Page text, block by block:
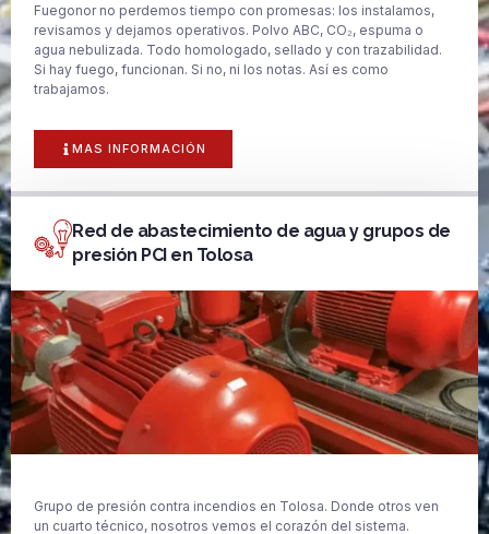
Fuegonor no perdemos tiempo con promesas: los instalamos,
revisamos y dejamos operativos. Polvo ABC, CO₂, espuma o
agua nebulizada. Todo homologado, sellado y con trazabilidad.
Si hay fuego, funcionan. Si no, ni los notas. Así es como
trabajamos.
MAS INFORMACIÓN
Red de abastecimiento de agua y grupos de
presión PCI en Tolosa
Grupo de presión contra incendios en Tolosa. Donde otros ven
un cuarto técnico, nosotros vemos el corazón del sistema.